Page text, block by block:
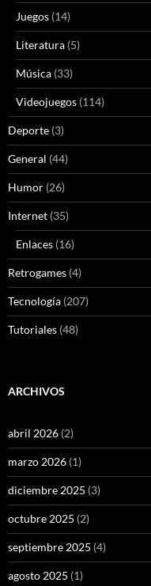
Juegos (14)
Literatura (5)
Música (33)
Videojuegos (114)
Deporte (3)
General (44)
Humor (26)
Internet (35)
Enlaces (16)
Retrogames (4)
Tecnología (207)
Tutoriales (48)
ARCHIVOS
abril 2026 (2)
marzo 2026 (1)
diciembre 2025 (3)
octubre 2025 (2)
septiembre 2025 (4)
agosto 2025 (1)